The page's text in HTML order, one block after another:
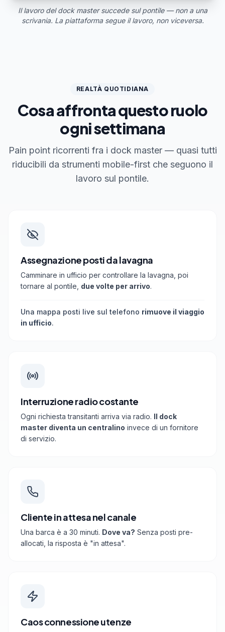
Il lavoro del dock master succede sul pontile — non a una
scrivania. La piattaforma segue il lavoro, non viceversa.
REALTÀ QUOTIDIANA
Cosa affronta questo ruolo
ogni settimana
Pain point ricorrenti fra i dock master — quasi tutti
riducibili da strumenti mobile-first che seguono il
lavoro sul pontile.
Assegnazione posti da lavagna
Camminare in ufficio per controllare la lavagna, poi
tornare al pontile, due volte per arrivo.
Una mappa posti live sul telefono rimuove il viaggio
in ufficio.
Interruzione radio costante
Ogni richiesta transitanti arriva via radio. Il dock
master diventa un centralino invece di un fornitore
di servizio.
Cliente in attesa nel canale
Una barca è a 30 minuti. Dove va? Senza posti pre-
allocati, la risposta è "in attesa".
Caos connessione utenze